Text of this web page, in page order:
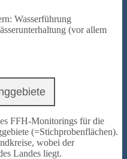
Wasserführung
(vor allem
FFH-Monitorings für die
(=Stichprobenflächen).
wobei der
Landes liegt.